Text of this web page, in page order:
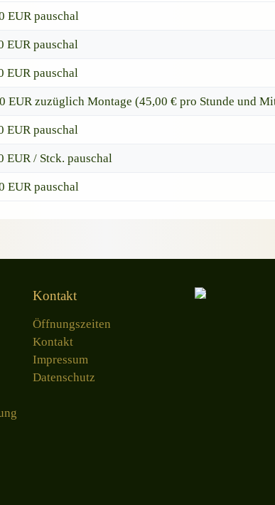
EUR pauschal
pauschal
pauschal
EUR zuzüglich Montage (45,00 € pro Stunde und
pauschal
/ Stck. pauschal
EUR pauschal
Kontakt
Öffnungszeiten
Kontakt
Impressum
Datenschutz